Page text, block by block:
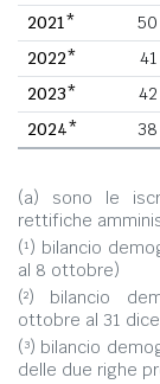
2021*
50
2022*
41
2023*
42
2024*
38
(a) sono le
rettifiche
(¹) bilancio
al 8 ottobre)
(²) bilancio
ottobre al 31
(³) bilancio
delle due righe